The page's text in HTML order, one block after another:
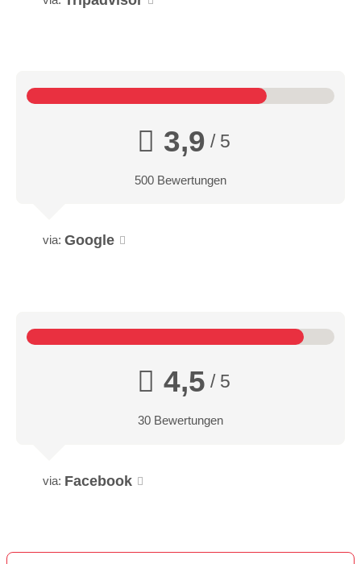
3,9 / 5
500 Bewertungen
via: Google
4,5 / 5
30 Bewertungen
via: Facebook